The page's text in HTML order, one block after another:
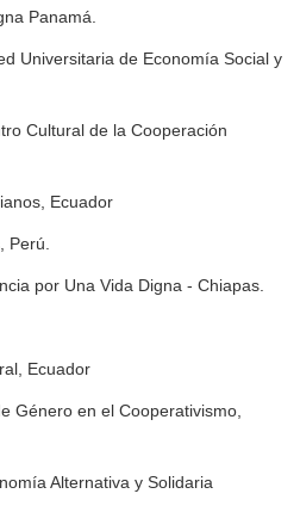
Panamá.
Universitaria de Economía Social y
Cultural de la Cooperación
Ecuador
Perú.
por Una Vida Digna - Chiapas.
Ecuador
Género en el Cooperativismo,
Alternativa y Solidaria